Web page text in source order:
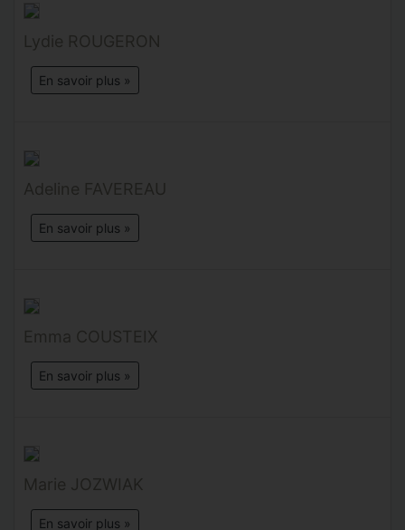
Lydie ROUGERON
En savoir plus »
Adeline FAVEREAU
En savoir plus »
Emma COUSTEIX
En savoir plus »
Marie JOZWIAK
En savoir plus »